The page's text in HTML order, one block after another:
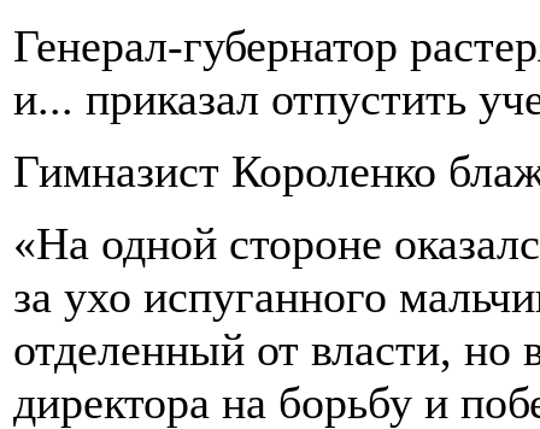
Генерал-губернатор
и... приказал отпустить
Гимназист Короленко
«На одной стороне
за ухо испуганного
отделенный от власти,
директора на борьбу и